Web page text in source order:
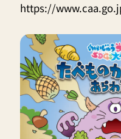
https://